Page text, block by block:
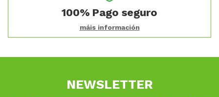
100% Pago seguro
máis información
NEWSLETTER